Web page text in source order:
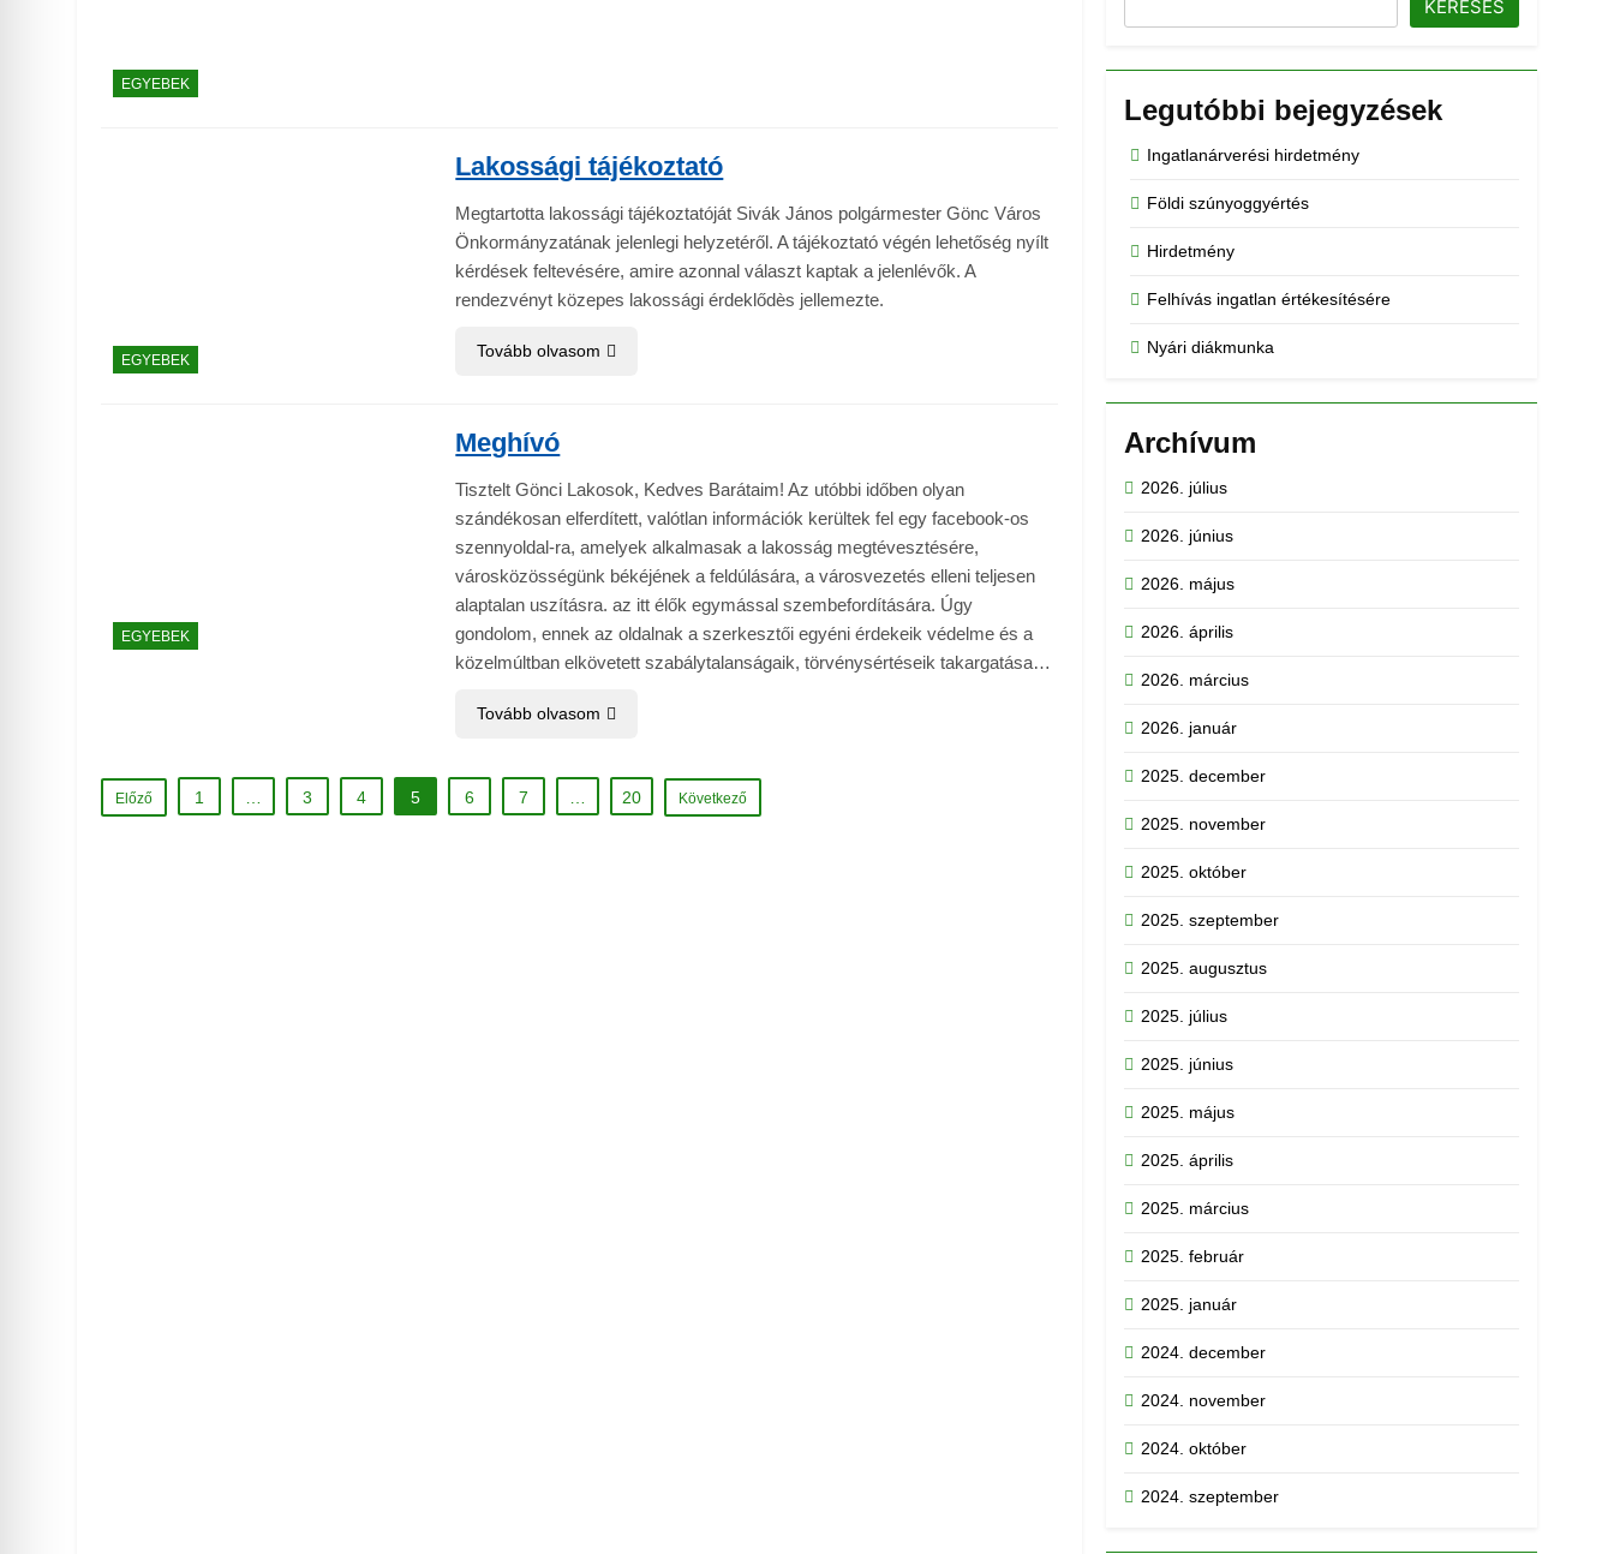
EGYEBEK
EGYEBEK
Lakossági tájékoztató
Megtartotta lakossági tájékoztatóját Sivák János polgármester Gönc Város
Önkormányzatának jelenlegi helyzetéről. A tájékoztató végén lehetőség nyílt
kérdések feltevésére, amire azonnal választ kaptak a jelenlévők. A
rendezvényt közepes lakossági érdeklődès jellemezte.
Tovább olvasom
EGYEBEK
Meghívó
Tisztelt Gönci Lakosok, Kedves Barátaim! Az utóbbi időben olyan
szándékosan elferdített, valótlan információk kerültek fel egy facebook-os
szennyoldal-ra, amelyek alkalmasak a lakosság megtévesztésére,
városközösségünk békéjének a feldúlására, a városvezetés elleni teljesen
alaptalan uszításra. az itt élők egymással szembefordítására. Úgy
gondolom, ennek az oldalnak a szerkesztői egyéni érdekeik védelme és a
közelmúltban elkövetett szabálytalanságaik, törvénysértéseik takargatása…
Tovább olvasom
Előző 1 3 4 5 6 7 20 Következő
KERESÉS
Legutóbbi bejegyzések
Ingatlanárverési hirdetmény
Földi szúnyoggyértés
Hirdetmény
Felhívás ingatlan értékesítésére
Nyári diákmunka
Archívum
2026. július
2026. június
2026. május
2026. április
2026. március
2026. január
2025. december
2025. november
2025. október
2025. szeptember
2025. augusztus
2025. július
2025. június
2025. május
2025. április
2025. március
2025. február
2025. január
2024. december
2024. november
2024. október
2024. szeptember